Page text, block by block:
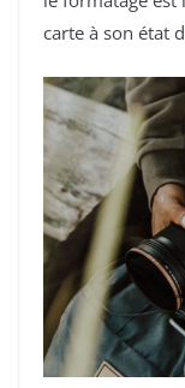
carte à son état